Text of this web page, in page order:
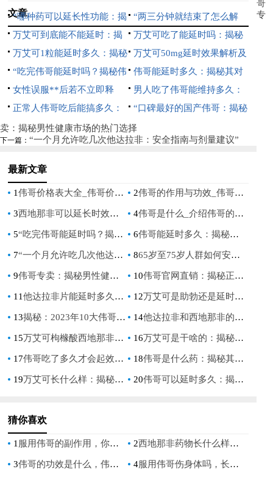
文章
“哪种药可以延长性功能：揭
秘自然疗法与科学选择”
“两三分钟就结束了怎么解
决：提升持久力的有效方法”
万艾可到底能不能延时：揭
秘其对性功能的影响
万艾可吃了能延时吗：揭秘
其对性功能的影响
万艾可1粒能延时多久：揭秘
其效果与正确使用方法
万艾可50mg延时效果解析及
价格指南
“吃完伟哥能延时吗？揭秘伟
哥对性能力的影响”
伟哥能延时多久：揭秘其对
男性持久力的影响
女性误服**后若不立即释
放，真的会致命吗？
男人吃了伟哥能维持多久：
揭秘西地那非的持久效果
正常人伟哥吃后能搞多久：
揭秘其对性能力的影响
“口碑最好的国产伟哥：揭秘
其背后的科学与效果”
哥
专
卖：揭秘男性健康市场的热门选择
下一篇： “一个月允许吃几次他达拉非：安全指南与剂量建议”
最新文章
1伟哥价格表大全_伟哥价格一览表，详细了解价格及产品信息 2伟哥的作用与功效_伟哥：功能、用途及其优势
3西地那非可以延长时效吗_西地那非是否具有延长药效的作用？ 4伟哥是什么_介绍伟哥的用途，剂量与注意事项
5“吃完伟哥能延时吗？揭秘伟哥对性能力的影响” 6伟哥能延时多久：揭秘其对男性持久力的影响
7“一个月允许吃几次他达拉非：安全指南与剂量建议” 865岁至75岁人群如何安全使用西地那非：专家指南
9伟哥专卖：揭秘男性健康市场的热门选择 10伟哥官网直销：揭秘正品伟哥的购买指南与优势分析
11他达拉非片能延时多久：深入解析其作用时长与效果 12万艾可是助勃还是延时：揭秘男性健康领域的常见疑问
13揭秘：2023年10大伟哥排名，男性健康新选择 14他达拉非和西地那非的区别：深入了解两种勃起功能障碍治疗药物
15万艾可枸橼酸西地那非片效果：男性健康新选择，提升生活质量的关键 16万艾可是干啥的：揭秘其在男性健康中的作用
17伟哥吃了多久才会起效：揭秘西地那非的起效时间与效果 18伟哥是什么药：揭秘其作用与使用指南
19万艾可长什么样：揭秘男性健康领域的“蓝色小药丸” 20伟哥可以延时多久：揭秘其对男性持久力的影响
猜你喜欢
1 服用伟哥的副作用，你了解多少？ 2西地那非药物长什么样子,如何通过外观辨别真伪
3伟哥的功效是什么，伟哥的价格表大全，全面解析伟哥的作用与市场价格 4服用伟哥伤身体吗，长期使用的安全注意事项与真相解析